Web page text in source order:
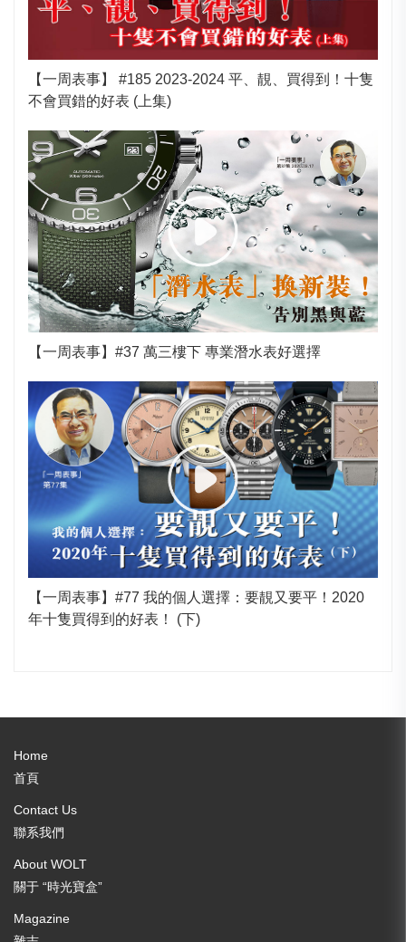
【一周表事】 #185 2023-2024 平、靚、買得到！十隻
不會買錯的好表 (上集)
【一周表事】#37 萬三樓下 專業潛水表好選擇
【一周表事】#77 我的個人選擇：要靚又要平！2020
年十隻買得到的好表！ (下)
Home
首頁
Contact Us
聯系我們
About WOLT
關于 “時光寶盒”
Magazine